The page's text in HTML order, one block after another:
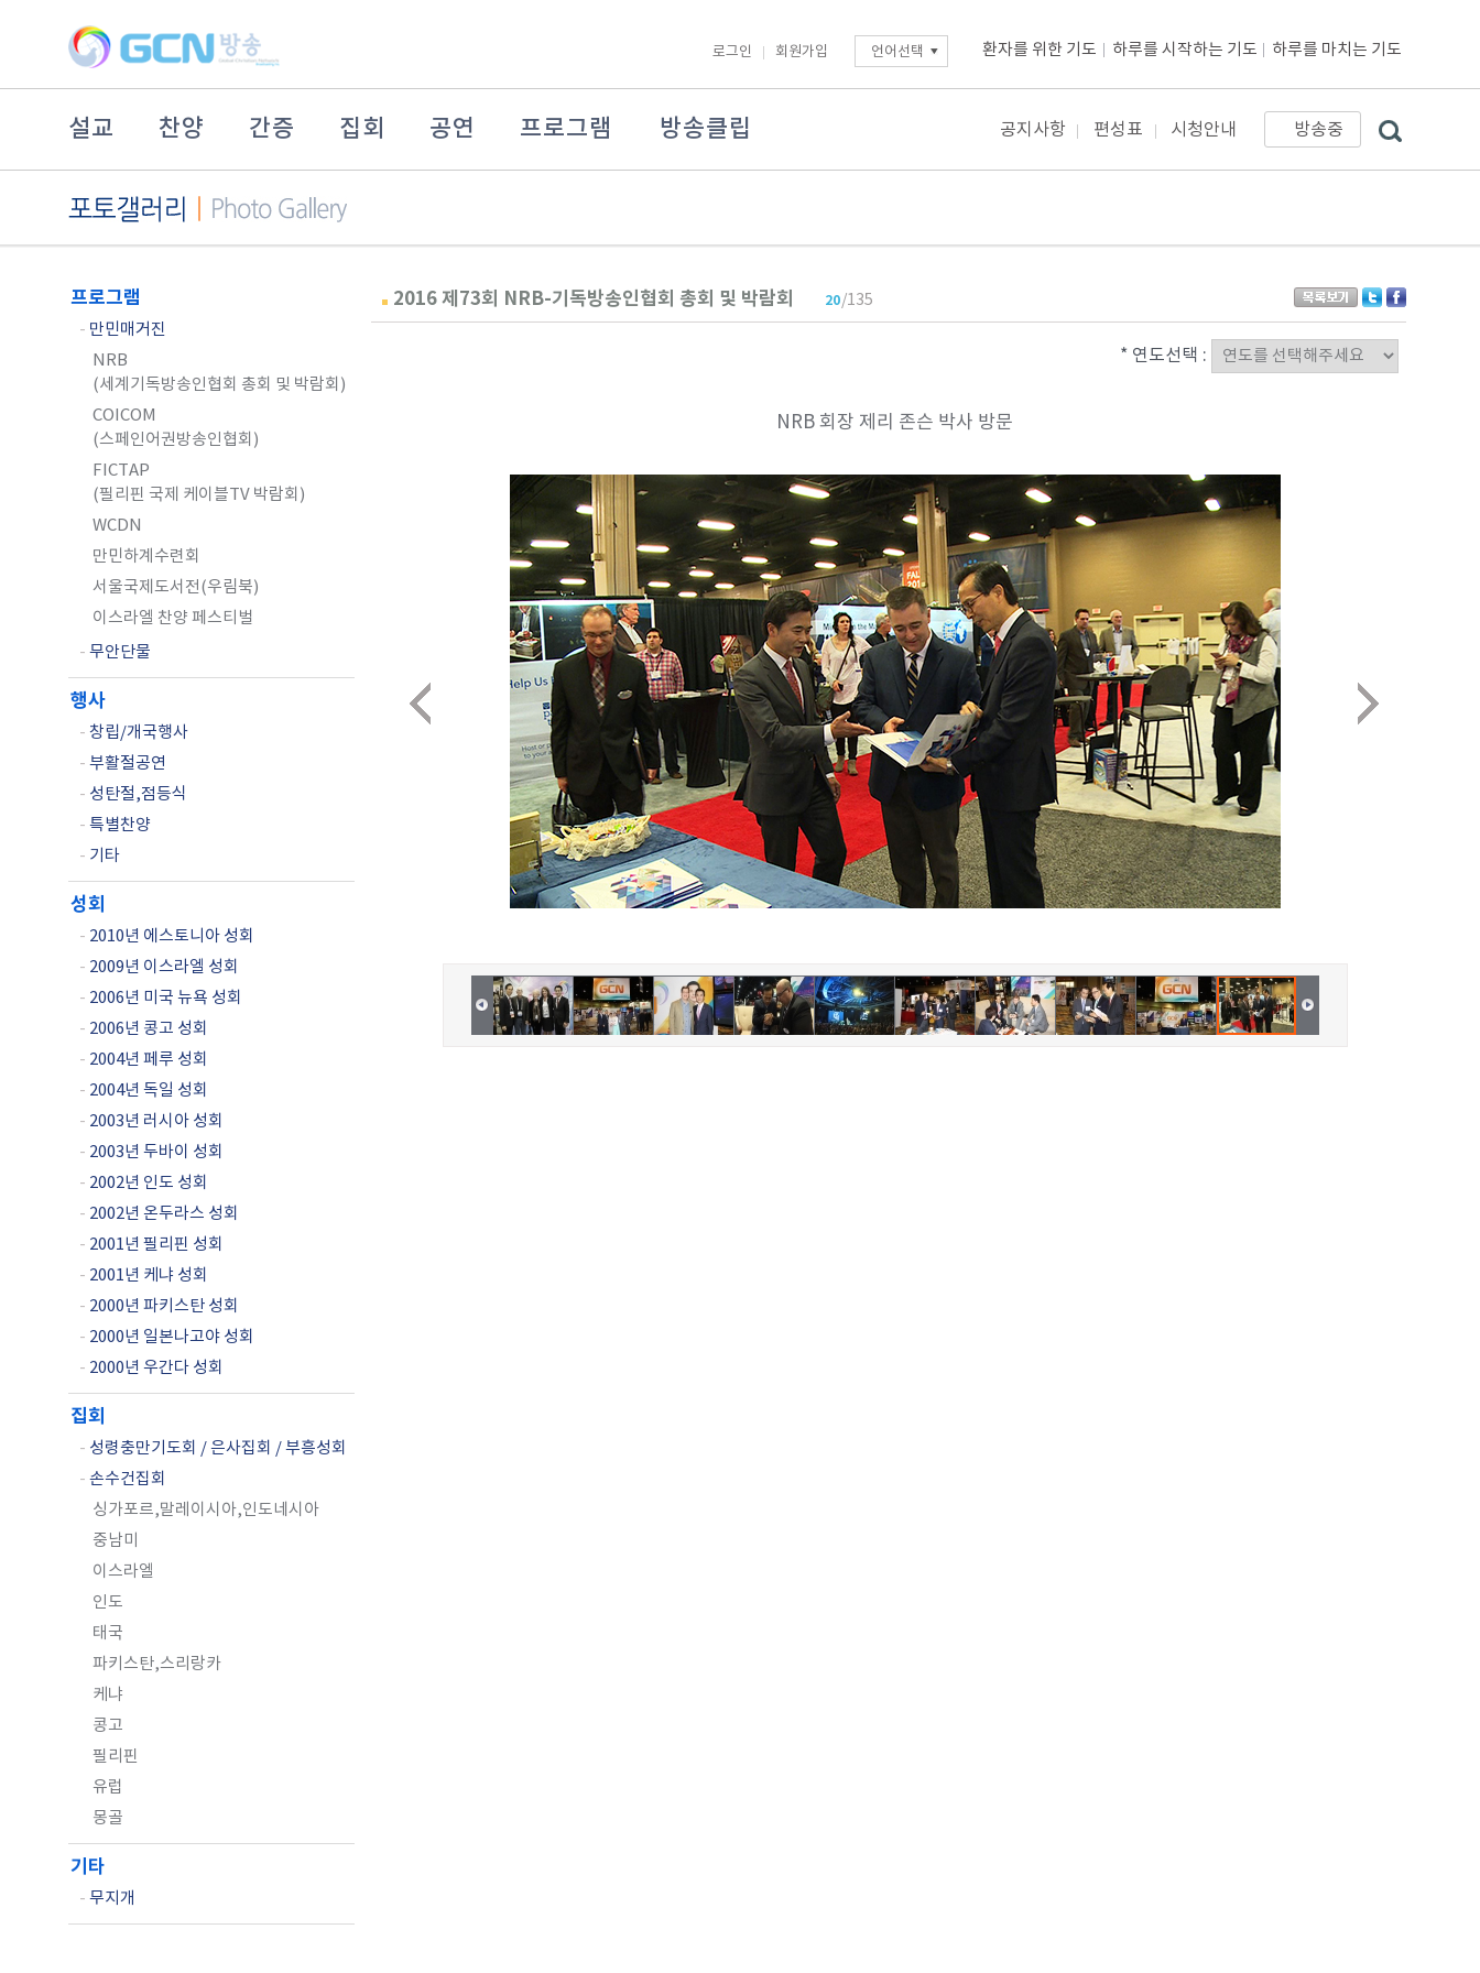
로그인 회원가입 언어선택 환자를 위한 기도 하루를 시작하는 기도 하루를 마치는 기도
설교 찬양 간증 집회 공연 프로그램 방송클립 공지사항 편성표 시청안내 방송중
프로그램
- 만민매거진
NRB
(세계기독방송인협회 총회 및 박람회)
COICOM
(스페인어권방송인협회)
FICTAP
(필리핀 국제 케이블TV 박람회)
WCDN
만민하계수련회
서울국제도서전(우림북)
이스라엘 찬양 페스티벌
- 무안단물
행사
- 창립/개국행사
- 부활절공연
- 성탄절,점등식
- 특별찬양
- 기타
성회
- 2010년 에스토니아 성회
- 2009년 이스라엘 성회
- 2006년 미국 뉴욕 성회
- 2006년 콩고 성회
- 2004년 페루 성회
- 2004년 독일 성회
- 2003년 러시아 성회
- 2003년 두바이 성회
- 2002년 인도 성회
- 2002년 온두라스 성회
- 2001년 필리핀 성회
- 2001년 케냐 성회
- 2000년 파키스탄 성회
- 2000년 일본나고야 성회
- 2000년 우간다 성회
집회
- 성령충만기도회 / 은사집회 / 부흥성회
- 손수건집회
싱가포르,말레이시아,인도네시아
중남미
이스라엘
인도
태국
파키스탄,스리랑카
케냐
콩고
필리핀
유럽
몽골
기타
- 무지개
2016 제73회 NRB-기독방송인협회 총회 및 박람회 20/135
* 연도선택 :
NRB 회장 제리 존슨 박사 방문